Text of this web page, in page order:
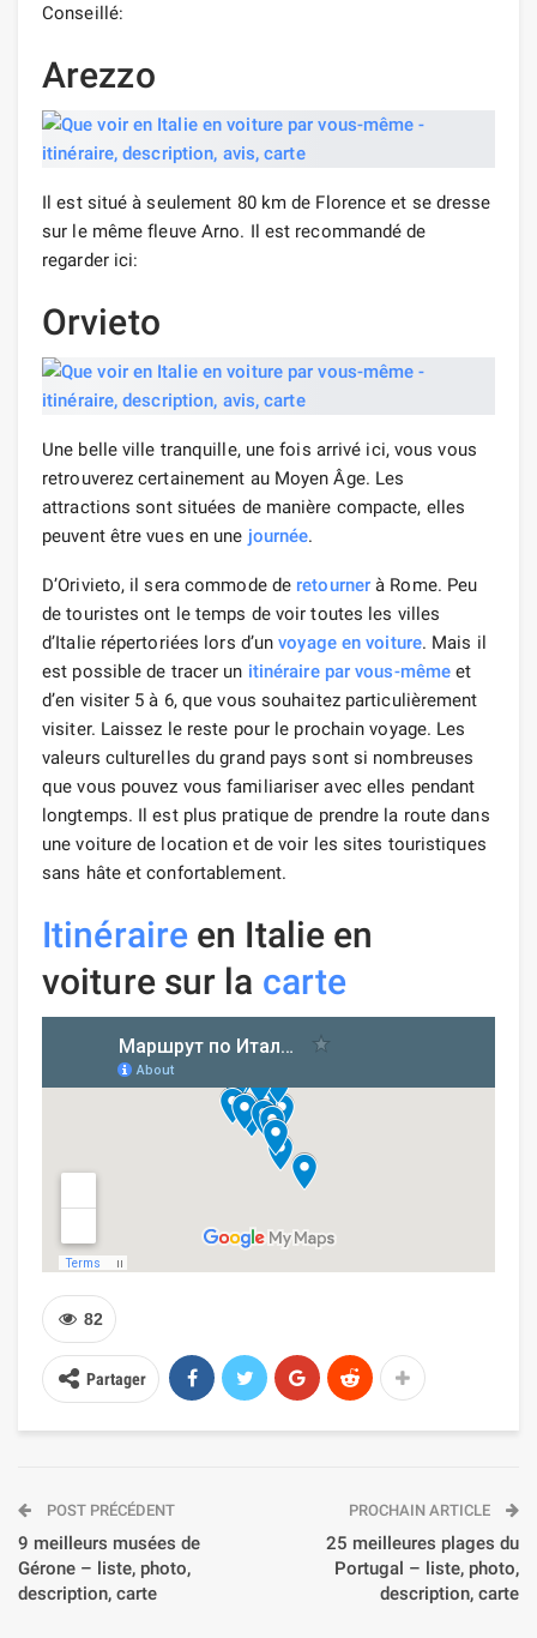
Conseillé:
Arezzo
Il est situé à seulement 80 km de Florence et se dresse
sur le même fleuve Arno. Il est recommandé de
regarder ici:
Orvieto
Une belle ville tranquille, une fois arrivé ici, vous vous
retrouverez certainement au Moyen Âge. Les
attractions sont situées de manière compacte, elles
peuvent être vues en une journée.
D’Orivieto, il sera commode de retourner à Rome. Peu
de touristes ont le temps de voir toutes les villes
d’Italie répertoriées lors d’unvoyage en voiture. Mais il
est possible de tracer un itinéraire par vous-même et
d’en visiter 5 à 6, que vous souhaitez particulièrement
visiter. Laissez le reste pour le prochain voyage. Les
valeurs culturelles du grand pays sont si nombreuses
que vous pouvez vous familiariser avec elles pendant
longtemps. Il est plus pratique de prendre la route dans
une voiture de location et de voir les sites touristiques
sans hâte et confortablement.
Itinéraire en Italie en
voiture sur la carte
82
Partager
POST PRÉCÉDENT
9 meilleurs musées de
Gérone – liste, photo,
description, carte
PROCHAIN ARTICLE
25 meilleures plages du
Portugal – liste, photo,
description, carte